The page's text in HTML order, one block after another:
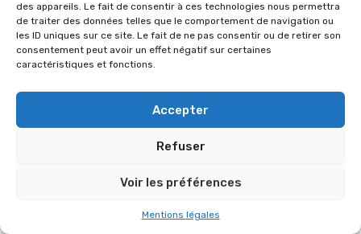
des appareils. Le fait de consentir à ces technologies nous permettra
de traiter des données telles que le comportement de navigation ou
les ID uniques sur ce site. Le fait de ne pas consentir ou de retirer son
consentement peut avoir un effet négatif sur certaines
caractéristiques et fonctions.
Accepter
Refuser
Voir les préférences
Mentions légales
© 2026 Im-presse. Tous droits réservés.